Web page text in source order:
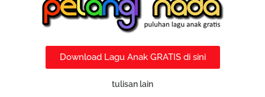
Download Lagu Anak GRATIS di sini
tulisan lain